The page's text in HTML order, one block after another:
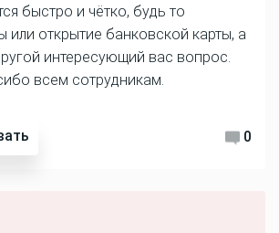
быстро и чётко, будь то
или открытие банковской карты, а
интересующий вас вопрос.
всем сотрудникам.
0